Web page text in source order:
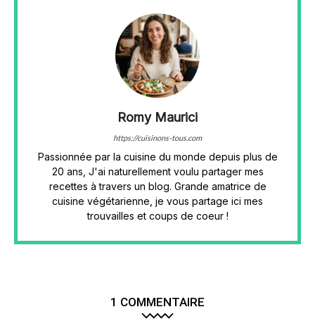
Romy Maurici
https://cuisinons-tous.com
Passionnée par la cuisine du monde depuis plus de
20 ans, J'ai naturellement voulu partager mes
recettes à travers un blog. Grande amatrice de
cuisine végétarienne, je vous partage ici mes
trouvailles et coups de coeur !
1 COMMENTAIRE